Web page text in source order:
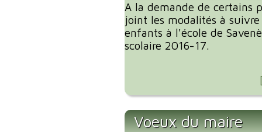
A la demande de certains
joint les modalités à
enfants à l'école de
scolaire 2016-17.
Voeux du maire